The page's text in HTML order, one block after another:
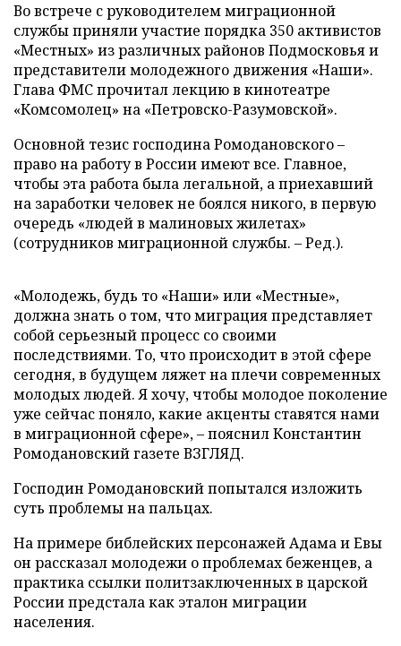
Во встрече с руководителем миграционной
службы приняли участие порядка 350 активистов
«Местных» из различных районов Подмосковья и
представители молодежного движения «Наши».
Глава ФМС прочитал лекцию в кинотеатре
«Комсомолец» на «Петровско-Разумовской».
Основной тезис господина Ромодановского –
право на работу в России имеют все. Главное,
чтобы эта работа была легальной, а приехавший
на заработки человек не боялся никого, в первую
очередь «людей в малиновых жилетах»
(сотрудников миграционной службы. – Ред.).
«Молодежь, будь то «Наши» или «Местные»,
должна знать о том, что миграция представляет
собой серьезный процесс со своими
последствиями. То, что происходит в этой сфере
сегодня, в будущем ляжет на плечи современных
молодых людей. Я хочу, чтобы молодое поколение
уже сейчас поняло, какие акценты ставятся нами
в миграционной сфере», – пояснил Константин
Ромодановский газете ВЗГЛЯД.
Господин Ромодановский попытался изложить
суть проблемы на пальцах.
На примере библейских персонажей Адама и Евы
он рассказал молодежи о проблемах беженцев, а
практика ссылки политзаключенных в царской
России предстала как эталон миграции
населения.